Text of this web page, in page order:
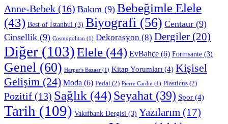
Anne-Bebek (16) Bakım (9) Bebeğimle Elele
(43) Best of İstanbul (3) Biyografi (56) Centaur (9)
Cinsellik (9) Cosmopolitan (1) Dekorasyon (8) Dergiler (20)
Diğer (103)Elele (44) EvBahçe (6) Formsante (3)
Genel (60) Harper's Bazaar (1) Kitap Yorumları (4) Kişisel
Gelişim (24) Moda (6) Pedal (2) Pierre Cardin (1) Plasticus (2)
Pozitif (13) Sağlık (44)Seyahat (39) Spor (4)
Tarih (109) Vakıfbank Dergisi (3) Yazılarım (17)